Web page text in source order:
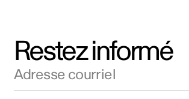
Restez informé